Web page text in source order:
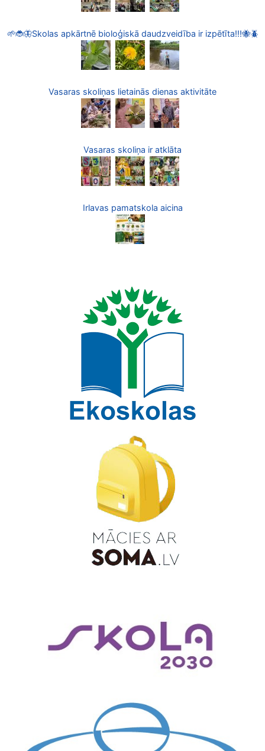
🌱🐞🦋Skolas apkārtnē bioloģiskā daudzveidība ir izpētīta!!!🐝🪲
Vasaras skoliņas lietainās dienas aktivitāte
Vasaras skoliņa ir atklāta
Irlavas pamatskola aicina